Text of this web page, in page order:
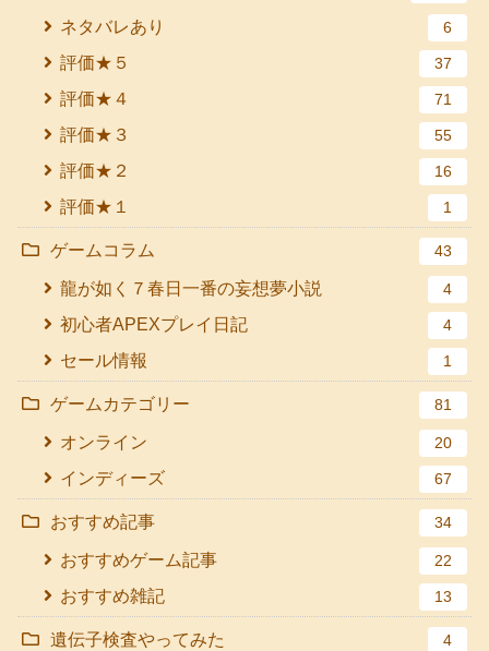
ネタバレあり 6
評価★５ 37
評価★４ 71
評価★３ 55
評価★２ 16
評価★１ 1
ゲームコラム 43
龍が如く７春日一番の妄想夢小説 4
初心者APEXプレイ日記 4
セール情報 1
ゲームカテゴリー 81
オンライン 20
インディーズ 67
おすすめ記事 34
おすすめゲーム記事 22
おすすめ雑記 13
遺伝子検査やってみた 4